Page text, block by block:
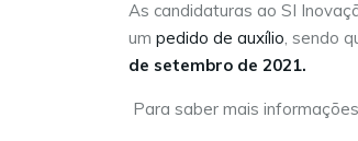
As candidaturas ao SI
um pedido de auxílio, sendo
de setembro de 2021.
Para saber mais